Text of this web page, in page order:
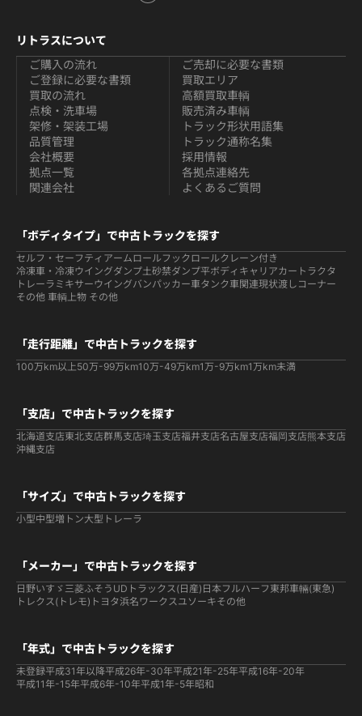
リトラスについて
ご購入の流れ
ご登録に必要な書類
買取の流れ
ご売却に必要な書類
買取エリア
高額買取車輌
点検・洗車場
架修・架装工場
品質管理
販売済み車輌
トラック形状用語集
トラック通称名集
会社概要
拠点一覧
関連会社
採用情報
各拠点連絡先
よくあるご質問
「ボディタイプ」で中古トラックを探す
セルフ・セーフティ アームロールフックロールクレーン付き
冷凍車・冷凍ウイングダンプ土砂禁ダンプ平ボディ キャリアカー トラクタ
トレーラ ミキサーウイングバンパッカー車タンク車関連現状渡しコーナー
その他 車輌 上物 その他
「走行距離」で中古トラックを探す
100万km以上50万-99万km10万-49万km1万-9万km1万km未満
「支店」で中古トラックを探す
北海道支店東北支店群馬支店埼玉支店福井支店名古屋支店福岡支店熊本支店
沖縄支店
「サイズ」で中古トラックを探す
小型中型増トン大型 トレーラ
「メーカー」で中古トラックを探す
日野いすゞ 三菱ふそう UDトラックス(日産) 日本フルハーフ 東邦車輛(東急)
トレクス(トレモ) トヨタ浜名ワークス ユソーキその他
「年式」で中古トラックを探す
未登録平成31年以降平成26年-30年平成21年-25年平成16年-20年
平成11年-15年平成6年-10年平成1年-5年昭和